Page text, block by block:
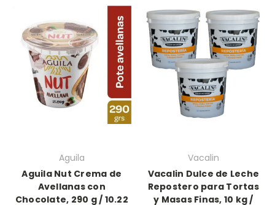
Aguila
Aguila Nut Crema de
Avellanas con
Chocolate, 290 g / 10.22
Vacalin
Vacalin Dulce de Leche
Repostero para Tortas
y Masas Finas, 10 kg /